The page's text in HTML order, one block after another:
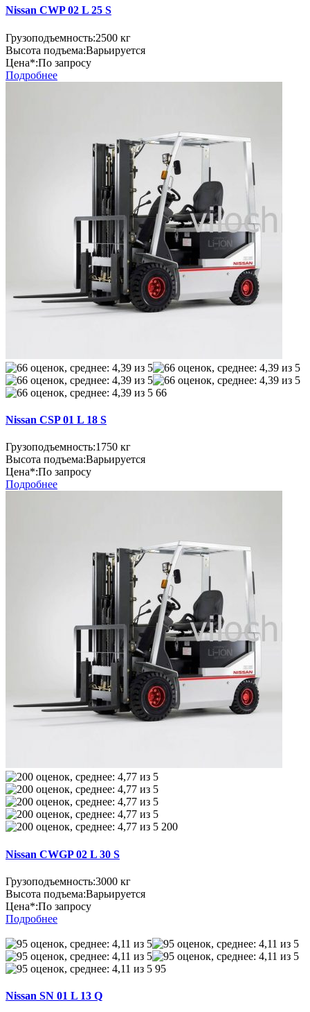
Nissan CWP 02 L 25 S
Грузоподъемность:2500 кг
Высота подъема:Варьируется
Цена*:По запросу
Подробнее
66
Nissan CSP 01 L 18 S
Грузоподъемность:1750 кг
Высота подъема:Варьируется
Цена*:По запросу
Подробнее
200
Nissan CWGP 02 L 30 S
Грузоподъемность:3000 кг
Высота подъема:Варьируется
Цена*:По запросу
Подробнее
95
Nissan SN 01 L 13 Q